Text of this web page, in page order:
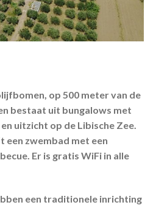
op 500 meter van de
bestaat uit bungalows met
uitzicht op de Libische Zee.
een zwembad met een
Er is gratis WiFi in alle
een traditionele inrichting